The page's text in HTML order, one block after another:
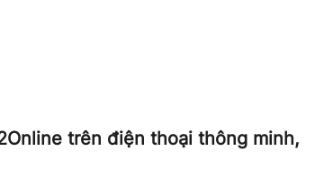
trên điện thoại thông minh,